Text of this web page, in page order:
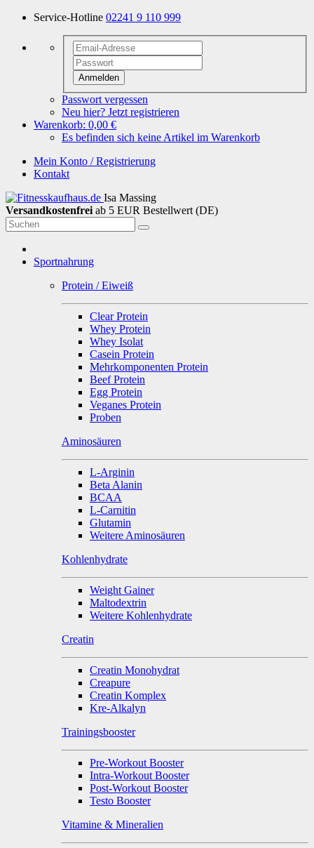
Service-Hotline 02241 9 110 999
Anmelden
Passwort vergessen
Neu hier? Jetzt registrieren
Warenkorb: 0,00 €
Es befinden sich keine Artikel im Warenkorb
Mein Konto / Registrierung
Kontakt
Isa Massing
Versandkostenfrei ab 5 EUR Bestellwert (DE)
Sportnahrung
Protein / Eiweiß
Clear Protein
Whey Protein
Whey Isolat
Casein Protein
Mehrkomponenten Protein
Beef Protein
Egg Protein
Veganes Protein
Proben
Aminosäuren
L-Arginin
Beta Alanin
BCAA
L-Carnitin
Glutamin
Weitere Aminosäuren
Kohlenhydrate
Weight Gainer
Maltodextrin
Weitere Kohlenhydrate
Creatin
Creatin Monohydrat
Creapure
Creatin Komplex
Kre-Alkalyn
Trainingsbooster
Pre-Workout Booster
Intra-Workout Booster
Post-Workout Booster
Testo Booster
Vitamine & Mineralien